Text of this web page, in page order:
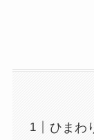
ひまわ